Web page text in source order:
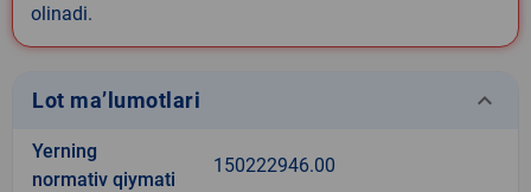
olinadi.
Lot ma’lumotlari keyboard_arrow_down
Yerning
normativ qiymati
150222946.00